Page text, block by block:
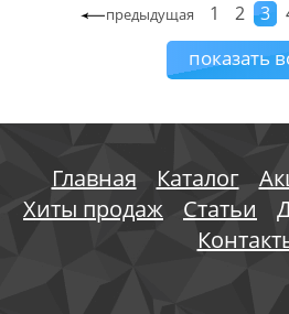
предыдущая 1 2 3
показать
Главная Каталог
Хиты продаж
Статьи